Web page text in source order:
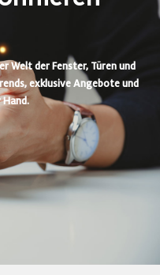
Welt der Fenster, Türen und
exklusive Angebote und